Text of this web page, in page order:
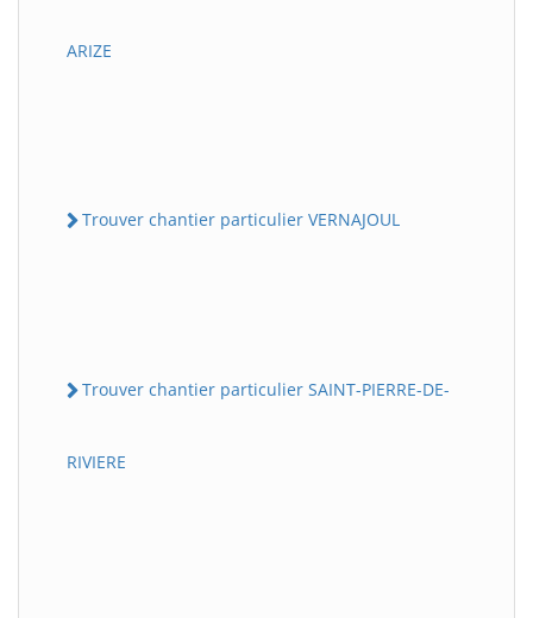
ARIZE
Trouver chantier particulier VERNAJOUL
Trouver chantier particulier SAINT-PIERRE-DE-
RIVIERE